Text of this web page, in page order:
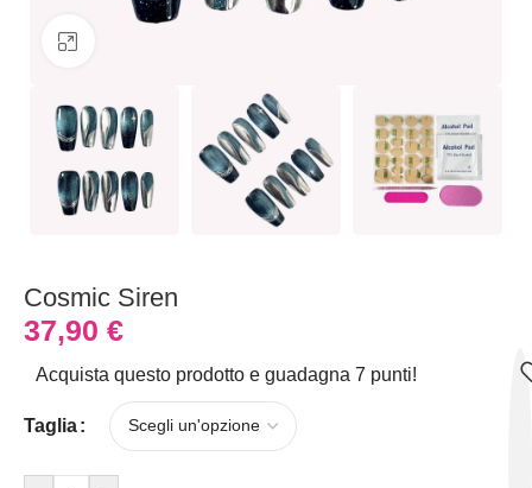
Cosmic Siren
37,90 €
Acquista questo prodotto e guadagna 7 punti!
Taglia